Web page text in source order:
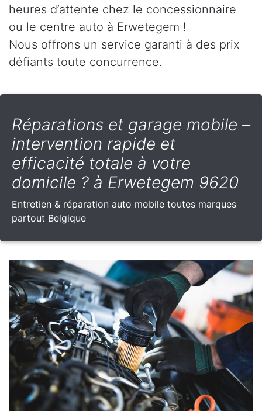
heures d’attente chez le concessionnaire
ou le centre auto à Erwetegem !
Nous offrons un service garanti à des prix
défiants toute concurrence.
Réparations et garage mobile –
intervention rapide et
efficacité totale à votre
domicile ? à Erwetegem 9620
Entretien & réparation auto mobile toutes marques
partout Belgique